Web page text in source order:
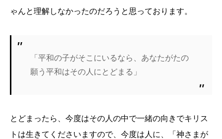
ゃんと理解しなかったのだろうと思っております。
「平和の子がそこにいるなら、あなたがたの
願う平和はその人にとどまる」
とどまったら、今度はその人の中で一緒の向きでキリス
トは生きてくださいますので、今度は人に、「神さまが